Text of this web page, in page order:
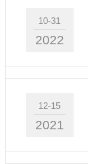
10-31
2022
12-15
2021